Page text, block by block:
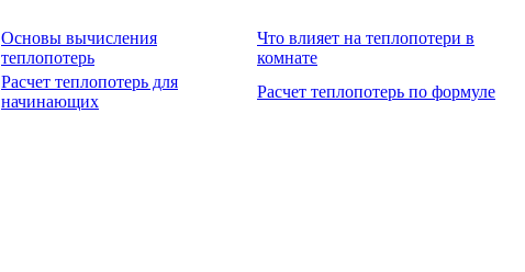
Основы вычисления
теплопотерь
Что влияет на теплопотери в
комнате
Расчет теплопотерь для
начинающих
Расчет теплопотерь по формуле